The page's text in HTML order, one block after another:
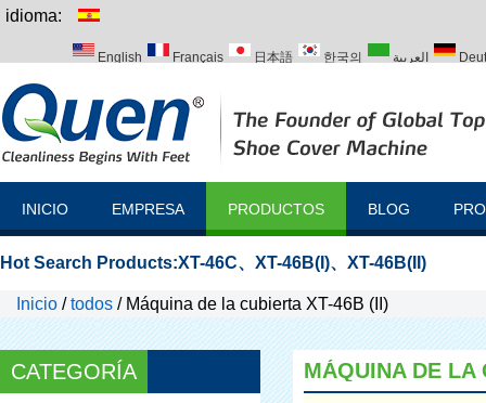
idioma:
English Français 日本語 한국의 العربية
INICIO EMPRESA PRODUCTOS BLOG
Hot Search Products:XT-46C、 XT-46B(I)、 XT-46B(II)
Inicio /todos / Máquina de la cubierta XT-46B (II)
CATEGORÍA MÁQUINA DE LA